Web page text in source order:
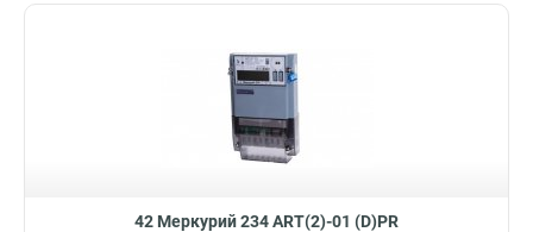
42 Меркурий 234 ART(2)-01 (D)PR